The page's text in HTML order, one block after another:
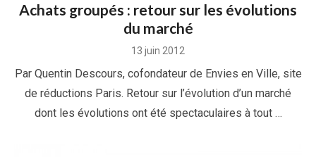
Achats groupés : retour sur les évolutions
du marché
Posted
13 juin 2012
Par Quentin Descours, cofondateur de Envies en Ville, site
de réductions Paris. Retour sur l’évolution d’un marché
dont les évolutions ont été spectaculaires à tout …